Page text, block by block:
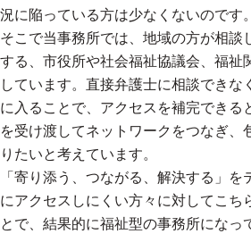
況に陥っている方は少なくないのです。
そこで当事務所では、地域の方が相談
する、市役所や社会福祉協議会、福祉
しています。直接弁護士に相談できな
に入ることで、アクセスを補完できる
を受け渡してネットワークをつなぎ、
りたいと考えています。
「寄り添う、つながる、解決する」を
にアクセスしにくい方々に対してこち
とで、結果的に福祉型の事務所になっ